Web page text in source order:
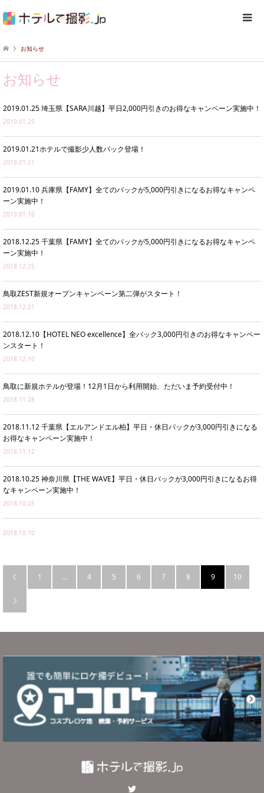
お知らせ
お知らせ
2019.01.25 埼玉県【SARA川越】平日2,000円引きのお得なキャンペーン実施中！
2019.01.25
2019.01.21ホテルで撮影少人数パック登場！
2019.01.21
2019.01.10 兵庫県【FAMY】全てのパックが5,000円引きになるお得なキャンペ
ーン実施中！
2019.01.10
2018.12.25 千葉県【FAMY】全てのパックが5,000円引きになるお得なキャンペ
ーン実施中！
2018.12.25
鳥取ZEST新規オープンキャンペーン第二弾がスタート！
2018.12.21
2018.12.10【HOTEL NEO excellence】全パック3,000円引きのお得なキャンペー
ンスタート！
2018.12.10
鳥取に新規ホテルが登場！12月1日から利用開始、ただいま予約受付中！
2018.11.28
2018.11.12 千葉県【エルアンドエル柏】平日・休日パックが3,000円引きになる
お得なキャンペーン実施中！
2018.11.12
2018.10.25 神奈川県【THE WAVE】平日・休日パックが3,000円引きになるお得
なキャンペーン実施中！
2018.10.25
2018.10.10
 1 … 4 5 6 7 8 9 10
